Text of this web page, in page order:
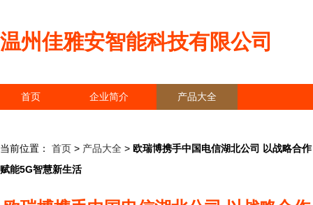
温州佳雅安智能科技有限公司
首页 企业简介 产品大全
当前位置： 首页 > 产品大全 > 欧瑞博携手中国电信湖北公司 以战略合作
赋能5G智慧新生活